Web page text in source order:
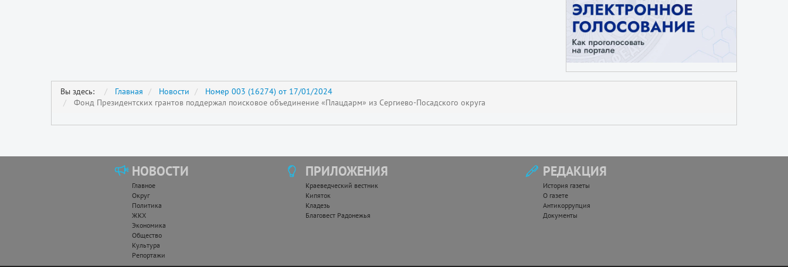
Вы здесь: Главная Новости
Номер 003 (16274) от 17/01/2024
Фонд Президентских грантов поддержал поисковое объединение «Плацдарм» из Сергиево-Посадского округа
НОВОСТИ
Главное
Округ
Политика
ЖКХ
Экономика
Общество
Культура
Репортажи
ПРИЛОЖЕНИЯ
Краеведческий вестник
Кипяток
Кладезь
Благовест Радонежья
РЕДАКЦИЯ
История газеты
О газете
Антикоррупция
Документы